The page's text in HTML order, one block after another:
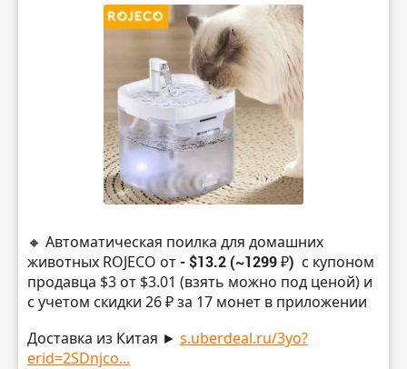
🔸 Автоматическая поилка для домашних
животных ROJECO от- $13.2 (~1299 ₽) с купоном
продавца $3 от $3.01 (взять можно под ценой) и
с учетом скидки 26 ₽ за 17 монет в приложении
Доставка из Китая ► s.uberdeal.ru/3yo?
erid=2SDnjco...